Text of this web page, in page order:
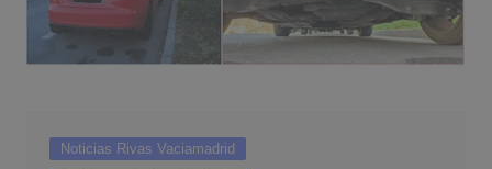
Noticias Rivas Vaciamadrid